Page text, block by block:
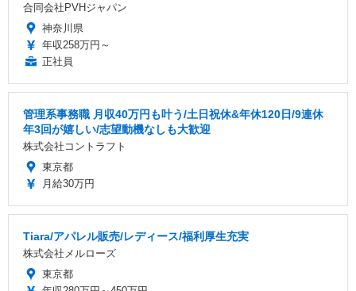
合同会社PVHジャパン
神奈川県
年収258万円～
正社員
管理系事務職 月収40万円も叶う/土日祝休&年休120日/9連休
年3回が嬉しい/志望動機なしも大歓迎
株式会社コントラフト
東京都
月給30万円
Tiara/アパレル販売/レディース/福利厚生充実
株式会社メルローズ
東京都